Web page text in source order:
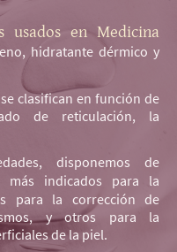
usados en Medicina
hidratante dérmico y
clasifican en función de
de reticulación, la
disponemos de
más indicados para la
para la corrección de
y otros para la
de la piel.